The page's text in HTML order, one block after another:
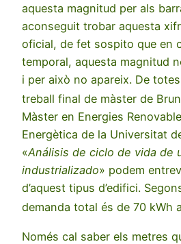
aquesta magnitud per als
aconseguit trobar aquesta
oficial, de fet sospito que en
temporal, aquesta magnitud
i per això no apareix. De
treball final de màster de
Màster en Energies
Energètica de la Universitat
«Análisis de ciclo de vida de
industrializado» podem
d’aquest tipus d’edifici.
demanda total és de 70 kWh
Només cal saber els metres